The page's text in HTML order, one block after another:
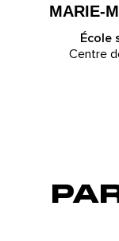
MARIE-
École
Centre